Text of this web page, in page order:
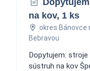
na kov, 1 ks
okres Bánovce
Bebravou
Dopytujem:
sústruh na kov